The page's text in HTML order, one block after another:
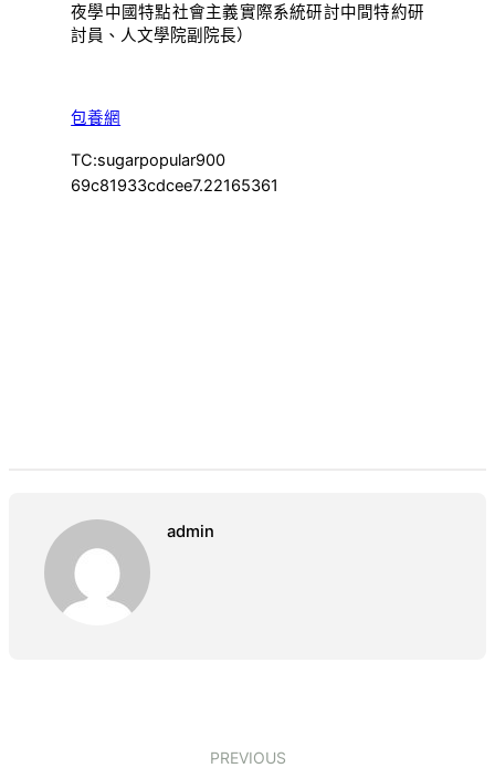
夜學中國特點社會主義實際系統研討中間特約研
討員、人文學院副院長）
包養網
TC:sugarpopular900
69c81933cdcee7.22165361
admin
PREVIOUS